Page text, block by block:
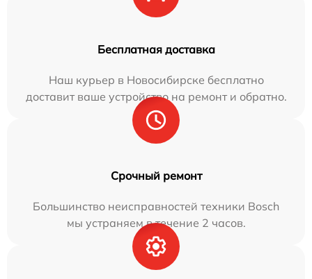
Бесплатная доставка
Наш курьер в Новосибирске бесплатно
доставит ваше устройство на ремонт и обратно.
Срочный ремонт
Большинство неисправностей техники Bosch
мы устраняем в течение 2 часов.